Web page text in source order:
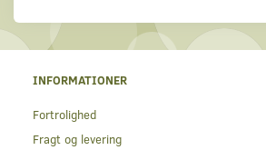
INFORMATIONER
Fortrolighed
Fragt og levering